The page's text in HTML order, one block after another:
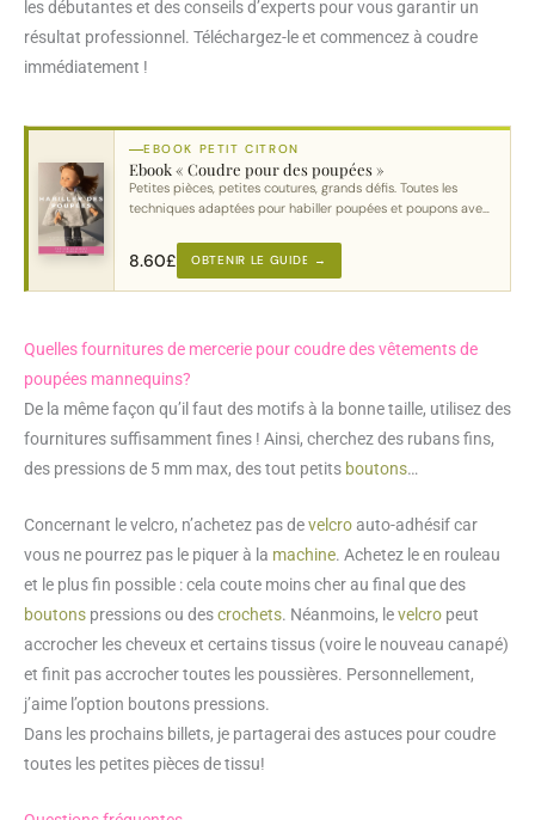
les débutantes et des conseils d’experts pour vous garantir un
résultat professionnel. Téléchargez-le et commencez à coudre
immédiatement !
EBOOK PETIT CITRON
Ebook « Coudre pour des poupées »
Petites pièces, petites coutures, grands défis. Toutes les
techniques adaptées pour habiller poupées et poupons avec
8.60£ OBTENIR LE GUIDE →
Quelles fournitures de mercerie pour coudre des vêtements de
poupées mannequins?
De la même façon qu’il faut des motifs à la bonne taille, utilisez des
fournitures suffisamment fines ! Ainsi, cherchez des rubans fins,
des pressions de 5 mm max, des tout petits boutons…
Concernant le velcro, n’achetez pas develcroauto-adhésif car
vous ne pourrez pas le piquer à la machine. Achetez le en rouleau
et le plus fin possible : cela coute moins cher au final que des
boutons pressions ou descrochets. Néanmoins, levelcro peut
accrocher les cheveux et certains tissus (voire le nouveau canapé)
et finit pas accrocher toutes les poussières. Personnellement,
j’aime l’option boutons pressions.
Dans les prochains billets, je partagerai des astuces pour coudre
toutes les petites pièces de tissu!